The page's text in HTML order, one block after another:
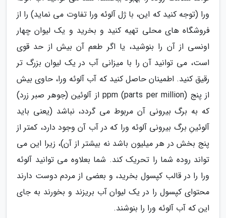
ورا (توجه کنید که این، با ژل آلوئه ورا تفاوت می نماید) را از
فروشگاه های محلی تهیه کنید و بخرید و یک لیوان چهار
اونسی از آن را بنوشید، یا اگر طعم آن بیش از حد قوی
است، می توانید آن را با میزانی آب در یک لیوان بزرگ تر
رقیق کنید. اطمینان حاصل کنید که آب آلوئه ورا، حاوی بیش
از پنج ppm (parts per million) از آلوئین (جوهر صبر زرد)
که به برگ بیرونی آن مربوط می گردد، نباشد (یعنی باید
آلوئینِ برگ بیرونی آلوئه ورا که در آب آن وجود دارد، کمتر از
پنج بخش در هر میلیون باشد نه بیشتر از آن)، زیرا این می
تواند روده شما را تحریک کند. شما بعلاوه می توانید آلوئه
ورا را در قالب کپسول بخرید، و بعضی از مردم دوست دارند
محتوای کپسول را در یک لیوان آب بریزند و بخورند به جای
این که آب آلوئه ورا را بنوشند.